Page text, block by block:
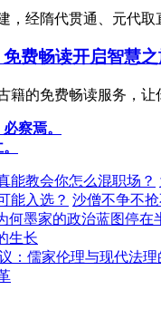
，经隋代贯通、元代
费畅读开启智慧
籍的免费畅读服务，
察焉。
能教会你怎么混职场？
能入选？ 沙僧不争不
何墨家的政治蓝图停在
生长
：儒家伦理与现代法